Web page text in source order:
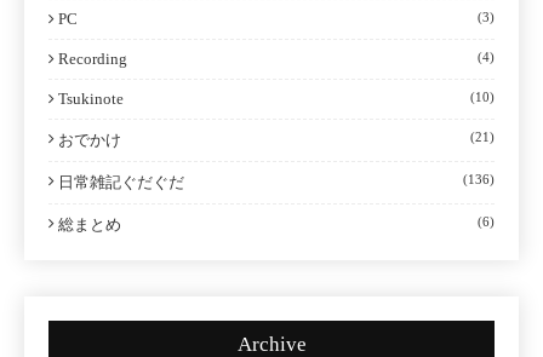
PC (3)
Recording (4)
Tsukinote (10)
おでかけ (21)
日常雑記ぐだぐだ (136)
総まとめ (6)
Archive